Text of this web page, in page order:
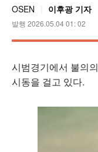
OSEN 이후광 기자
발행 2026.05.04 01: 02
시범경기에서 불의
시동을 걸고 있다.